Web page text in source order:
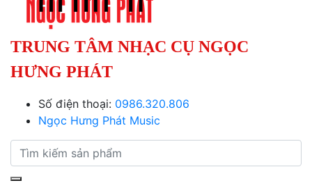
TRUNG TÂM NHẠC CỤ NGỌC
HƯNG PHÁT
Số điện thoại: 0986.320.806
Ngọc Hưng Phát Music